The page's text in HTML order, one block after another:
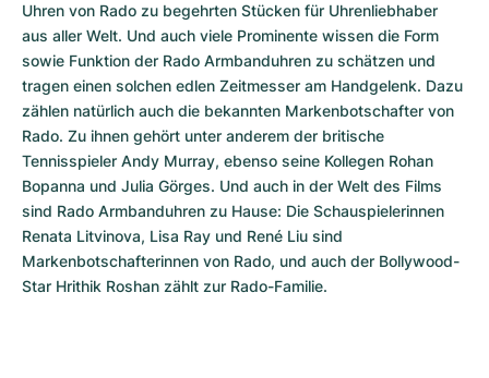
Uhren von Rado zu begehrten Stücken für Uhrenliebhaber
aus aller Welt. Und auch viele Prominente wissen die Form
sowie Funktion der Rado Armbanduhren zu schätzen und
tragen einen solchen edlen Zeitmesser am Handgelenk. Dazu
zählen natürlich auch die bekannten Markenbotschafter von
Rado. Zu ihnen gehört unter anderem der britische
Tennisspieler Andy Murray, ebenso seine Kollegen Rohan
Bopanna und Julia Görges. Und auch in der Welt des Films
sind Rado Armbanduhren zu Hause: Die Schauspielerinnen
Renata Litvinova, Lisa Ray und René Liu sind
Markenbotschafterinnen von Rado, und auch der Bollywood-
Star Hrithik Roshan zählt zur Rado-Familie.